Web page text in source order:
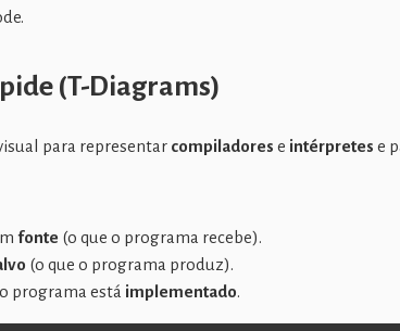
(T-Diagrams)
para representar compiladores e intérpretes e
fonte (o que o programa recebe).
(o que o programa produz).
programa está implementado.